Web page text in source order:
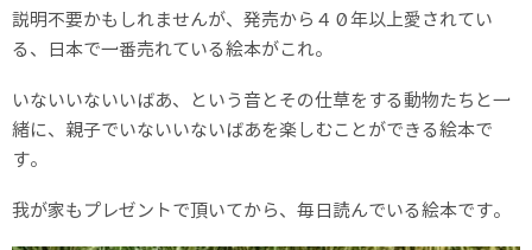
説明不要かもしれませんが、発売から４０年以上愛されてい
る、日本で一番売れている絵本がこれ。
いないいないいばあ、という音とその仕草をする動物たちと一
緒に、親子でいないいないばあを楽しむことができる絵本で
す。
我が家もプレゼントで頂いてから、毎日読んでいる絵本です。